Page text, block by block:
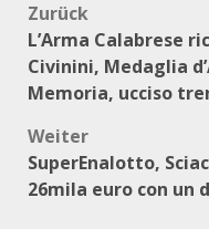
Zurück
L’Arma Calabrese
Civinini, Medaglia
Memoria, ucciso
Weiter
SuperEnalotto,
26mila euro con un